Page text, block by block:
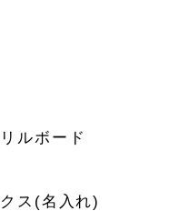
ルボード
ス(名入れ)